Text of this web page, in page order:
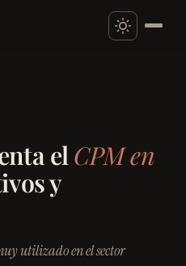
el CPM en
y
utilizado en el sector